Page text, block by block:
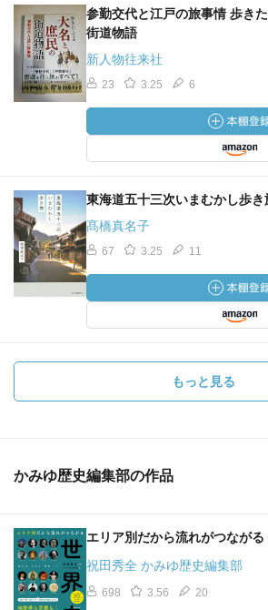
参勤交代と江戸の旅事情 歩き
街道物語
新人物往来社
23 3.25 6
東海道五十三次いまむかし歩き
髙橋真名子
67 3.25 11
もっと見る
かみゆ歴史編集部の作品
エリア別だから流れがつながる
祝田秀全 かみゆ歴史編集部
698 3.56 20